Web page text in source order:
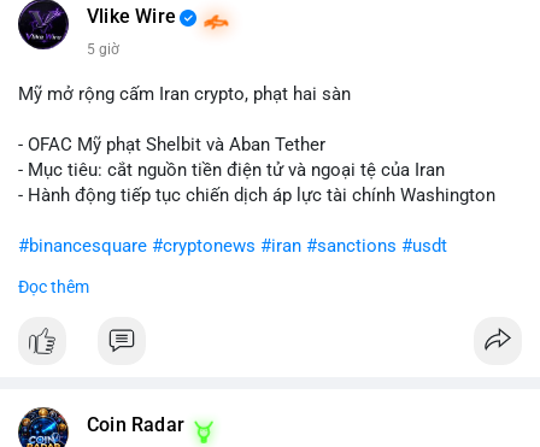
Vlike Wire
5 giờ
Mỹ mở rộng cấm Iran crypto, phạt hai sàn
- OFAC Mỹ phạt Shelbit và Aban Tether
- Mục tiêu: cắt nguồn tiền điện tử và ngoại tệ của Iran
- Hành động tiếp tục chiến dịch áp lực tài chính Washington
#binancesquare #cryptonews #iran #sanctions #usdt
$usdt
#vlikevn #titanbot
Đọc thêm
Coin Radar